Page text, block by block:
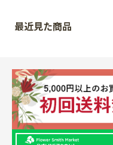
最近見た商品